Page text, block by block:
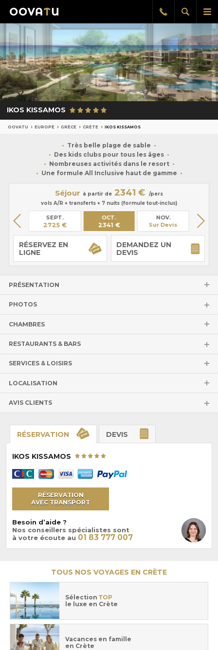
le
Afficher
la
Rappel
gratuit
IKOS KISSAMOS
OOVATU EUROPE GRÈCE CRÈTE IKOS KISSAMOS
Très belle plage de sable
Des kids clubs pour tous les âges
Nombreuses activités dans le resort
Une formule All Inclusive haut de gamme
Séjour à partir de 2341 €
/pers
vols A/R + transferts + 7 nuits (formule tout-inclus)
SEPT.
2725 €
OCT.
2341 €
NOV.
Sur Devis
Sur
RÉSERVEZ EN
LIGNE
DEMANDEZ UN
DEVIS
PRÉSENTATION
PHOTOS
CHAMBRES
RESTAURANTS & BARS
SERVICES & LOISIRS
LOCALISATION
AVIS CLIENTS
RÉSERVATION DEVIS
IKOS KISSAMOS
RÉSERVATION
AVEC TRANSPORT
Besoin d’aide ?
Nos conseillers spécialistes sont
à votre écoute au 01 83 777 007
TOUS NOS VOYAGES EN CRÈTE
Sélection TOP
le luxe en Crète
Vacances en famille
en Crète